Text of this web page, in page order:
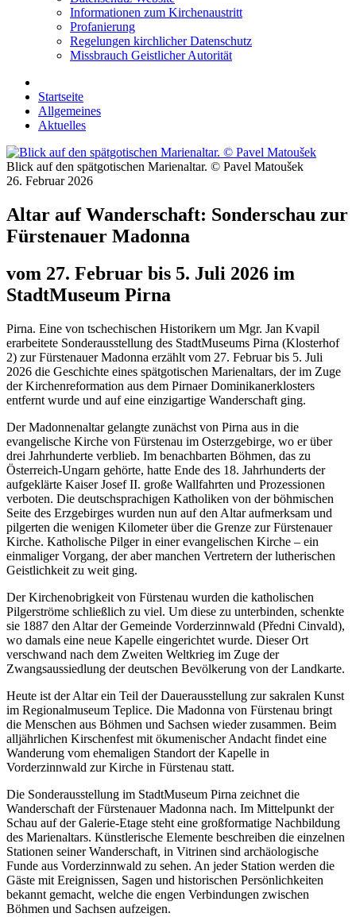
Informationen zum Kirchenaustritt
Profanierung
Regelungen kirchlicher Datenschutz
Missbrauch Geistlicher Autorität
Startseite
Allgemeines
Aktuelles
Blick auf den spätgotischen Marienaltar. © Pavel Matoušek
26. Februar 2026
Altar auf Wanderschaft: Sonderschau zur
Fürstenauer Madonna
vom 27. Februar bis 5. Juli 2026 im
StadtMuseum Pirna
Pirna. Eine von tschechischen Historikern um Mgr. Jan Kvapil
erarbeitete Sonderausstellung des StadtMuseums Pirna (Klosterhof
2) zur Fürstenauer Madonna erzählt vom 27. Februar bis 5. Juli
2026 die Geschichte eines spätgotischen Marienaltars, der im Zuge
der Kirchenreformation aus dem Pirnaer Dominikanerklosters
entfernt wurde und auf eine einzigartige Wanderschaft ging.
Der Madonnenaltar gelangte zunächst von Pirna aus in die
evangelische Kirche von Fürstenau im Osterzgebirge, wo er über
drei Jahrhunderte verblieb. Im benachbarten Böhmen, das zu
Österreich-Ungarn gehörte, hatte Ende des 18. Jahrhunderts der
aufgeklärte Kaiser Josef II. große Wallfahrten und Prozessionen
verboten. Die deutschsprachigen Katholiken von der böhmischen
Seite des Erzgebirges wurden nun auf den Altar aufmerksam und
pilgerten die wenigen Kilometer über die Grenze zur Fürstenauer
Kirche. Katholische Pilger in einer evangelischen Kirche – ein
einmaliger Vorgang, der aber manchen Vertretern der lutherischen
Geistlichkeit zu weit ging.
Der Kirchenobrigkeit von Fürstenau wurden die katholischen
Pilgerströme schließlich zu viel. Um diese zu unterbinden, schenkte
sie 1887 den Altar der Gemeinde Vorderzinnwald (Předni Cinvald),
wo damals eine neue Kapelle eingerichtet wurde. Dieser Ort
verschwand nach dem Zweiten Weltkrieg im Zuge der
Zwangsaussiedlung der deutschen Bevölkerung von der Landkarte.
Heute ist der Altar ein Teil der Dauerausstellung zur sakralen Kunst
im Regionalmuseum Teplice. Die Madonna von Fürstenau bringt
die Menschen aus Böhmen und Sachsen wieder zusammen. Beim
alljährlichen Kirschenfest mit ökumenischer Andacht findet eine
Wanderung vom ehemaligen Standort der Kapelle in
Vorderzinnwald zur Kirche in Fürstenau statt.
Die Sonderausstellung im StadtMuseum Pirna zeichnet die
Wanderschaft der Fürstenauer Madonna nach. Im Mittelpunkt der
Schau auf der Galerie-Etage steht eine großformatige Nachbildung
des Marienaltars. Künstlerische Elemente beschreiben die einzelnen
Stationen seiner Wanderschaft, in Vitrinen sind archäologische
Funde aus Vorderzinnwald zu sehen. An jeder Station werden die
Gäste mit Ereignissen, Sagen und historischen Persönlichkeiten
bekannt gemacht, welche die engen Verbindungen zwischen
Böhmen und Sachsen aufzeigen.